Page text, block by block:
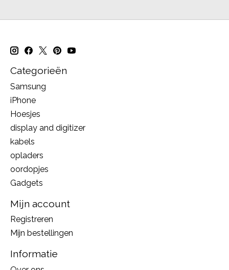
Categorieën
Samsung
iPhone
Hoesjes
display and digitizer
kabels
opladers
oordopjes
Gadgets
Mijn account
Registreren
Mijn bestellingen
Informatie